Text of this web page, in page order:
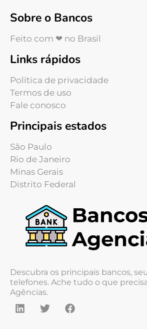
Sobre o Bancos
Feito com ❤ no Brasil
Links rápidos
Política de privacidade
Termos de uso
Fale conosco
Principais estados
São Paulo
Rio de Janeiro
Minas Gerais
Distrito Federal
Descubra os principais bancos,
telefones. Ache tudo o que
Agências.